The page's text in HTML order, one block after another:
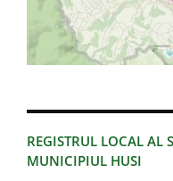
REGISTRUL LOCAL AL
MUNICIPIUL HUSI